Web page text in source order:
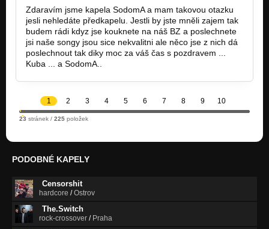
Zdaravím jsme kapela SodomA a mam takovou otazku
jesli nehledáte předkapelu. Jestli by jste mněli zajem tak
budem rádi kdyz jse kouknete na náš BZ a poslechnete
jsi naše songy jsou sice nekvalitni ale něco jse z nich dá
poslechnout tak diky moc za váš čas s pozdravem ...
Kuba ... a SodomA..
1 2 3 4 5 6 7 8 9 10
23 stránek / 225 položek
PODOBNÉ KAPELY
Censorshit
hardcore /Ostrov
The.Switch
rock-crossover / Praha